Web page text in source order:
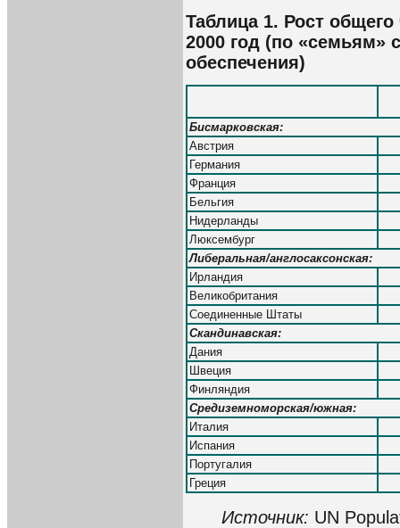
Таблица 1. Рост
2000 год (по «семьям»
обеспечения)
Бисмарковская:
Австрия
Германия
Франция
Бельгия
Нидерланды
Люксембург
Либеральная/англосаксонская:
Ирландия
Великобритания
Соединенные Штаты
Скандинавская:
Дания
Швеция
Финляндия
Средиземноморская/южная:
Италия
Испания
Португалия
Греция
Источник: UN